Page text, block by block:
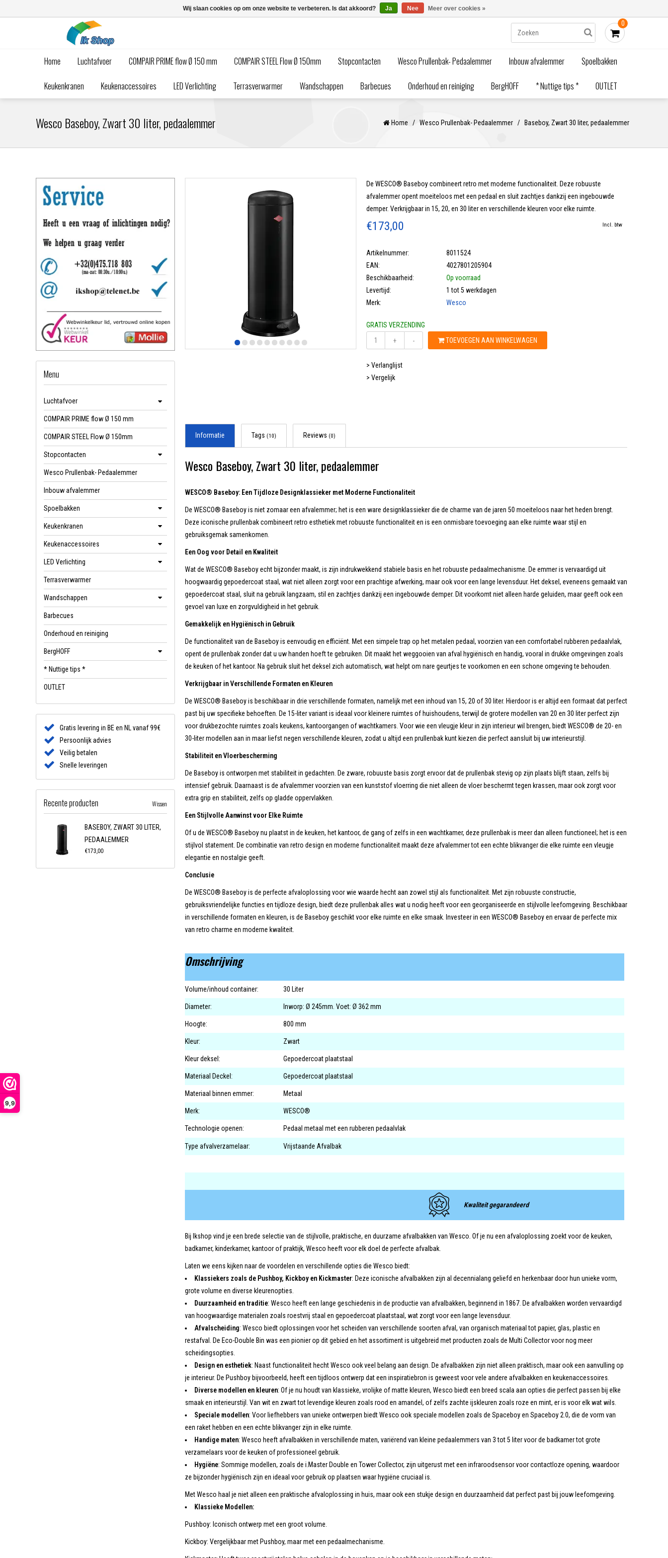
9,9
0
Home Luchtafvoer COMPAIR PRIME flow Ø 150 mm COMPAIR STEEL Flow Ø 150mm Stopcontacten Wesco Prullenbak- Pedaalemmer Inbouw afvalemmer Spoelbakken
Keukenkranen Keukenaccessoires LED Verlichting Terrasverwarmer Wandschappen Barbecues Onderhoud en reiniging BergHOFF * Nuttige tips * OUTLET
Wesco Baseboy, Zwart 30 liter, pedaalemmer Home / Wesco Prullenbak- Pedaalemmer / Baseboy, Zwart 30 liter, pedaalemmer
De WESCO® Baseboy combineert retro met moderne functionaliteit. Deze robuuste
afvalemmer opent moeiteloos met een pedaal en sluit zachtjes dankzij een ingebouwde
demper. Verkrijgbaar in 15, 20, en 30 liter en verschillende kleuren voor elke ruimte.
€173,00 Incl. btw
Artikelnummer:
8011524
EAN:
4027801205904
Beschikbaarheid:
Op voorraad
Levertijd:
1 tot 5 werkdagen
Merk:
Wesco
GRATIS VERZENDING
+
- TOEVOEGEN AAN WINKELWAGEN
> Verlanglijst
> Vergelijk
Informatie Tags (10) Reviews (0)
Wesco Baseboy, Zwart 30 liter, pedaalemmer
WESCO® Baseboy: Een Tijdloze Designklassieker met Moderne Functionaliteit
De WESCO® Baseboy is niet zomaar een afvalemmer; het is een ware designklassieker die de charme van de jaren 50 moeiteloos naar het heden brengt.
Deze iconische prullenbak combineert retro esthetiek met robuuste functionaliteit en is een onmisbare toevoeging aan elke ruimte waar stijl en
gebruiksgemak samenkomen.
Een Oog voor Detail en Kwaliteit
Wat de WESCO® Baseboy echt bijzonder maakt, is zijn indrukwekkend stabiele basis en het robuuste pedaalmechanisme. De emmer is vervaardigd uit
hoogwaardig gepoedercoat staal, wat niet alleen zorgt voor een prachtige afwerking, maar ook voor een lange levensduur. Het deksel, eveneens gemaakt van
gepoedercoat staal, sluit na gebruik langzaam, stil en zachtjes dankzij een ingebouwde demper. Dit voorkomt niet alleen harde geluiden, maar geeft ook een
gevoel van luxe en zorgvuldigheid in het gebruik.
Gemakkelijk en Hygiënisch in Gebruik
De functionaliteit van de Baseboy is eenvoudig en efficiënt. Met een simpele trap op het metalen pedaal, voorzien van een comfortabel rubberen pedaalvlak,
opent de prullenbak zonder dat u uw handen hoeft te gebruiken. Dit maakt het weggooien van afval hygiënisch en handig, vooral in drukke omgevingen zoals
de keuken of het kantoor. Na gebruik sluit het deksel zich automatisch, wat helpt om nare geurtjes te voorkomen en een schone omgeving te behouden.
Verkrijgbaar in Verschillende Formaten en Kleuren
De WESCO® Baseboy is beschikbaar in drie verschillende formaten, namelijk met een inhoud van 15, 20 of 30 liter. Hierdoor is er altijd een formaat dat perfect
past bij uw specifieke behoeften. De 15-liter variant is ideaal voor kleinere ruimtes of huishoudens, terwijl de grotere modellen van 20 en 30 liter perfect zijn
voor drukbezochte ruimtes zoals keukens, kantoorgangen of wachtkamers. Voor wie een vleugje kleur in zijn interieur wil brengen, biedt WESCO® de 20- en
30-liter modellen aan in maar liefst negen verschillende kleuren, zodat u altijd een prullenbak kunt kiezen die perfect aansluit bij uw interieurstijl.
Stabiliteit en Vloerbescherming
De Baseboy is ontworpen met stabiliteit in gedachten. De zware, robuuste basis zorgt ervoor dat de prullenbak stevig op zijn plaats blijft staan, zelfs bij
intensief gebruik. Daarnaast is de afvalemmer voorzien van een kunststof vloerring die niet alleen de vloer beschermt tegen krassen, maar ook zorgt voor
extra grip en stabiliteit, zelfs op gladde oppervlakken.
Een Stijlvolle Aanwinst voor Elke Ruimte
Of u de WESCO® Baseboy nu plaatst in de keuken, het kantoor, de gang of zelfs in een wachtkamer, deze prullenbak is meer dan alleen functioneel; het is een
stijlvol statement. De combinatie van retro design en moderne functionaliteit maakt deze afvalemmer tot een echte blikvanger die elke ruimte een vleugje
elegantie en nostalgie geeft.
Conclusie
De WESCO® Baseboy is de perfecte afvaloplossing voor wie waarde hecht aan zowel stijl als functionaliteit. Met zijn robuuste constructie,
gebruiksvriendelijke functies en tijdloze design, biedt deze prullenbak alles wat u nodig heeft voor een georganiseerde en stijlvolle leefomgeving. Beschikbaar
in verschillende formaten en kleuren, is de Baseboy geschikt voor elke ruimte en elke smaak. Investeer in een WESCO® Baseboy en ervaar de perfecte mix
van retro charme en moderne kwaliteit.
Omschrijving
Volume/inhoud container: 30 Liter
Diameter: Inworp: Ø 245mm. Voet: Ø 362 mm
Hoogte: 800 mm
Kleur: Zwart
Kleur deksel: Gepoedercoat plaatstaal
Materiaal Deckel: Gepoedercoat plaatstaal
Materiaal binnen emmer: Metaal
Merk: WESCO®
Technologie openen: Pedaal metaal met een rubberen pedaalvlak
Type afvalverzamelaar: Vrijstaande Afvalbak
Kwaliteit gegarandeerd
Bij Ikshop vind je een brede selectie van de stijlvolle, praktische, en duurzame afvalbakken van Wesco. Of je nu een afvaloplossing zoekt voor de keuken,
badkamer, kinderkamer, kantoor of praktijk, Wesco heeft voor elk doel de perfecte afvalbak.
Laten we eens kijken naar de voordelen en verschillende opties die Wesco biedt:
Klassiekers zoals de Pushboy, Kickboy en Kickmaster: Deze iconische afvalbakken zijn al decennialang geliefd en herkenbaar door hun unieke vorm,
grote volume en diverse kleurenopties.
Duurzaamheid en traditie: Wesco heeft een lange geschiedenis in de productie van afvalbakken, beginnend in 1867. De afvalbakken worden vervaardigd
van hoogwaardige materialen zoals roestvrij staal en gepoedercoat plaatstaal, wat zorgt voor een lange levensduur.
Afvalscheiding: Wesco biedt oplossingen voor het scheiden van verschillende soorten afval, van organisch materiaal tot papier, glas, plastic en
restafval. De Eco-Double Bin was een pionier op dit gebied en het assortiment is uitgebreid met producten zoals de Multi Collector voor nog meer
scheidingsopties.
Design en esthetiek: Naast functionaliteit hecht Wesco ook veel belang aan design. De afvalbakken zijn niet alleen praktisch, maar ook een aanvulling op
je interieur. De Pushboy bijvoorbeeld, heeft een tijdloos ontwerp dat een inspiratiebron is geweest voor vele andere afvalbakken en keukenaccessoires.
Diverse modellen en kleuren: Of je nu houdt van klassieke, vrolijke of matte kleuren, Wesco biedt een breed scala aan opties die perfect passen bij elke
smaak en interieurstijl. Van wit en zwart tot levendige kleuren zoals rood en amandel, of zelfs zachte ijskleuren zoals roze en mint, er is voor elk wat wils.
Speciale modellen: Voor liefhebbers van unieke ontwerpen biedt Wesco ook speciale modellen zoals de Spaceboy en Spaceboy 2.0, die de vorm van
een raket hebben en een echte blikvanger zijn in elke ruimte.
Handige maten: Wesco heeft afvalbakken in verschillende maten, variërend van kleine pedaalemmers van 3 tot 5 liter voor de badkamer tot grote
verzamelaars voor de keuken of professioneel gebruik.
Hygiëne: Sommige modellen, zoals de i.Master Double en Tower Collector, zijn uitgerust met een infraroodsensor voor contactloze opening, waardoor
ze bijzonder hygiënisch zijn en ideaal voor gebruik op plaatsen waar hygiëne cruciaal is.
Met Wesco haal je niet alleen een praktische afvaloplossing in huis, maar ook een stukje design en duurzaamheid dat perfect past bij jouw leefomgeving.
Klassieke Modellen:
Pushboy: Iconisch ontwerp met een groot volume.
Kickboy: Vergelijkbaar met Pushboy, maar met een pedaalmechanisme.
Menu
Luchtafvoer
COMPAIR PRIME flow Ø 150 mm
COMPAIR STEEL Flow Ø 150mm
Stopcontacten
Wesco Prullenbak- Pedaalemmer
Inbouw afvalemmer
Spoelbakken
Keukenkranen
Keukenaccessoires
LED Verlichting
Terrasverwarmer
Wandschappen
Barbecues
Onderhoud en reiniging
BergHOFF
* Nuttige tips *
OUTLET
Gratis levering in BE en NL vanaf 99€
Persoonlijk advies
Veilig betalen
Snelle leveringen
Recente producten Wissen
BASEBOY, ZWART 30 LITER,
PEDAALEMMER
€173,00
Wij slaan cookies op om onze website te verbeteren. Is dat akkoord? Ja Nee Meer over cookies »